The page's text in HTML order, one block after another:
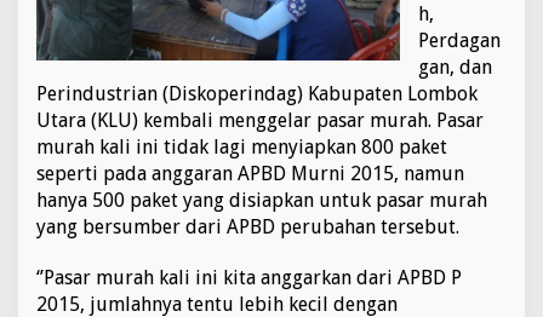
o
k
a
i
h,
Perdagan
gan, dan
Perindustrian (Diskoperindag) Kabupaten Lombok
Utara (KLU) kembali menggelar pasar murah. Pasar
murah kali ini tidak lagi menyiapkan 800 paket
seperti pada anggaran APBD Murni 2015, namun
hanya 500 paket yang disiapkan untuk pasar murah
yang bersumber dari APBD perubahan tersebut.
‘’Pasar murah kali ini kita anggarkan dari APBD P
2015, jumlahnya tentu lebih kecil dengan